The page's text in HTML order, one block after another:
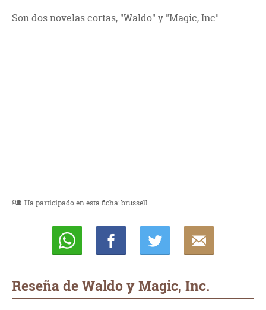
Son dos novelas cortas, "Waldo" y "Magic, Inc"
Ha participado en esta ficha:brussell
Reseña de Waldo y Magic, Inc.